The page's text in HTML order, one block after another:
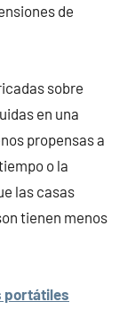
de
sobre
en una
propensas a
o la
las casas
tienen menos
portátiles